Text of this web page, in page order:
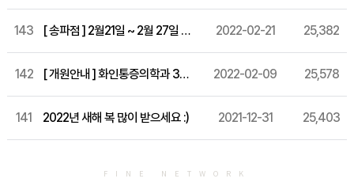
143 [ 송파점 ] 2월21일 ~ 2월 27일 까지 휴진 안내 2022-02-21 25,382
142 [ 개원안내 ] 화인통증의학과 31번째 지점, 송도점 개원임박! 2022-02-09 25,578
141 2022년 새해 복 많이 받으세요 :) 2021-12-31 25,403
FINE NETWORK